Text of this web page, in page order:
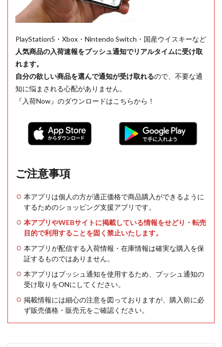
PlayStation5・Xbox・Nintendo Switch・国産ウイスキーなど
人気商品の入荷速報をプッシュ通知でリアルタイムに受け取
れます。
自分の欲しい商品を選んで通知が受け取れるので、不要な通
知に悩まされる心配がありません。
『入荷Now』のダウンロードはこちらから！
ご注意事項
本アプリは個人の方が適正価格で商品購入ができるように
するためのショッピング支援アプリです。
本アプリやWEBサイトに掲載している情報をせどり・転売
目的で利用することを固く禁止いたします。
本アプリが配信する入荷情報・在庫情報は確実な購入を保
証するものではありません。
本アプリはプッシュ通知を使用するため、プッシュ通知の
受け取りをONにしてください。
掲載情報には細心の注意を図っておりますが、購入前に必
ず販売価格・販売元をご確認ください。